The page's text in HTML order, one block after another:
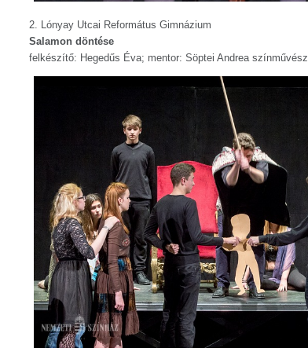
2. Lónyay Utcai Református Gimnázium
Salamon döntése
felkészítő: Hegedűs Éva; mentor: Söptei Andrea színművész